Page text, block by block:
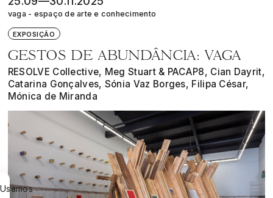
vaga - espaço de arte e conhecimento
EXPOSIÇÃO
GESTOS DE ABUNDÂNCIA: VAGA
RESOLVE Collective, Meg Stuart & PACAP8, Cian Dayrit,
Catarina Gonçalves, Sónia Vaz Borges, Filipa César,
Mónica de Miranda
Usamos